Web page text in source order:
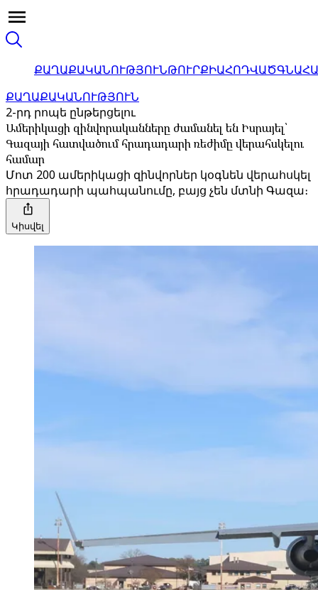
ՔԱՂԱՔԱԿԱՆՈՒԹՅՈՒՆԹՈՒՐՔԻԱՀՈԴՎԱԾ
ՔԱՂԱՔԱԿԱՆՈՒԹՅՈՒՆ
2-րդ րոպե ընթերցելու
Ամերիկացի զինվորականները ժամանել են Իսրայել՝
Գազայի հատվածում հրադադարի ռեժիմը վերահսկելու
համար
Մոտ 200 ամերիկացի զինվորներ կօգնեն վերահսկել
հրադադարի պահպանումը, բայց չեն մտնի Գազա։
Կիսվել